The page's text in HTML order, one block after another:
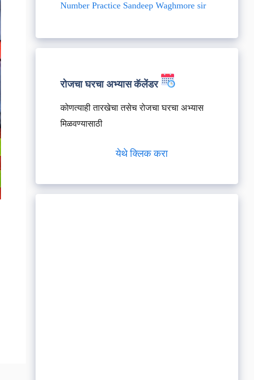
Number Practice Sandeep Waghmore sir
रोजचा घरचा अभ्यास कॅलेंडर
कोणत्याही तारखेचा तसेच रोजचा घरचा अभ्यास
मिळवण्यासाठी
येथे क्लिक करा